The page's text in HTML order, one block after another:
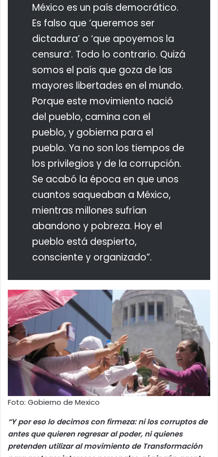
México es un país democrático.
Es falso que ‘queremos ser
dictadura’ o ‘que apoyemos la
censura’. Todo lo contrario. Quizá
somos el país que goza de las
mayores libertades en el mundo.
Porque este movimiento nació
del pueblo, camina con el
pueblo, y gobierna para el
pueblo. Ya no son los tiempos de
los privilegios y de la corrupción.
Se acabó la época en que unos
cuantos saqueaban a México,
mientras millones sufrían
abandono y pobreza. Hoy el
pueblo está despierto,
consciente y organizado”.
Foto: Gobierno de Mexico
“Y por eso lo decimos con firmeza: ni los corruptos de
antes que quieren regresar al poder, ni quienes
pretenden utilizar al movimiento de Transformación